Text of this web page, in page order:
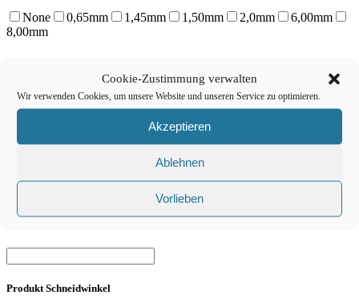
Cookie-Zustimmung verwalten
Wir verwenden Cookies, um unsere Website und unseren Service zu optimieren.
Akzeptieren
Ablehnen
Vorlieben
None 0,65mm 1,45mm 1,50mm 2,0mm
6,00mm
8,00mm
None 1 Schneide 2 Schneiden
3 Schneiden
Doppelschneide
Runde Spitze
Runde Spitze Center
Produkt Schneidwinkel